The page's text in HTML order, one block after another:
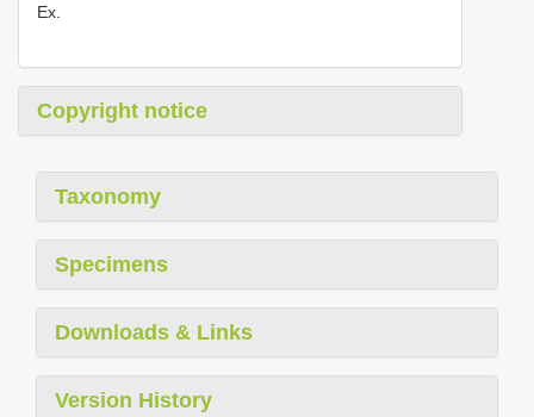
Ex.
Copyright notice
Taxonomy
Specimens
Downloads & Links
Version History